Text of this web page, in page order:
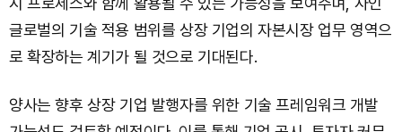
글로벌의 기술 적용 범위를 상장 기업의 자본시장 업무 영역으
로 확장하는 계기가 될 것으로 기대된다.
양사는 향후 상장 기업 발행자를 위한 기술 프레임워크 개발